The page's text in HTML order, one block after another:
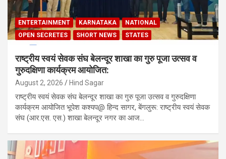
ENTERTAINMENT KARNATAKA
NATIONAL
OPEN SECRETES
SHORT NEWS STATES
राष्ट्रीय स्वयं सेवक संघ बेलन्दूर शाखा का गुरु पूजा उत्सव व
गुरुदक्षिणा कार्यक्रम आयोजित:
August 2, 2026 Hind Sagar
राष्ट्रीय स्वयं सेवक संघ बेलन्दूर शाखा का गुरु पूजा उत्सव व गुरुदक्षिणा
कार्यक्रम आयोजित भूपेश कश्यप@ हिन्द सागर, बेंगलुरू: राष्ट्रीय स्वयं सेवक
संघ (आर.एस. एस.) शाखा बेलन्दूर नगर का आज…